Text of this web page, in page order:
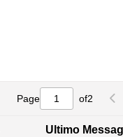
Page of2
Ultimo